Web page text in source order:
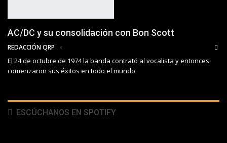
AC/DC y su consolidación con Bon Scott
REDACCIÓN QRP
El 24 de octubre de 1974 la banda contrató al vocalista y entonces
comenzaron sus éxitos en todo el mundo
ESCÚCHANOS EN SPOTIFY